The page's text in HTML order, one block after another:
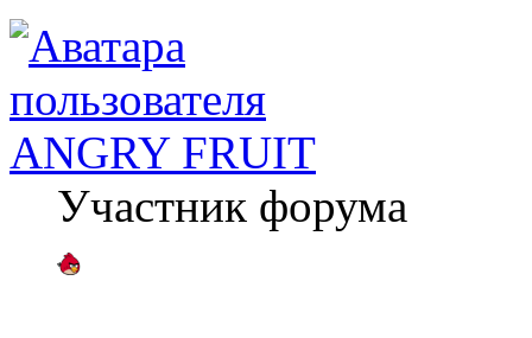
ANGRY FRUIT
Участник форума